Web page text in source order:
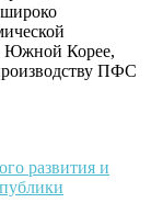
Южной Корее,
ПФС
развития и